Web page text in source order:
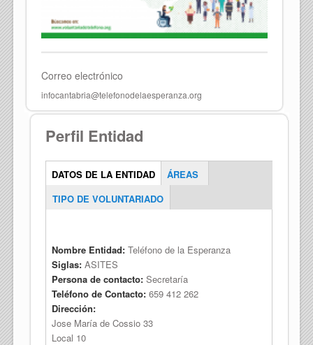
Correo electrónico
infocantabria@telefonodelaesperanza.org
Perfil Entidad
Entidad_Tabs
DATOS DE LA ENTIDAD(solapa
activa)
ÁREAS
TIPO DE VOLUNTARIADO
Nombre Entidad: Teléfono de la Esperanza
Siglas: ASITES
Persona de contacto: Secretaría
Teléfono de Contacto: 659 412 262
Dirección:
Jose María de Cossio 33
Local 10